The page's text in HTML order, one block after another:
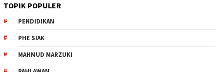
TOPIK POPULER
PENDIDIKAN
PHE SIAK
MAHMUD MARZUKI